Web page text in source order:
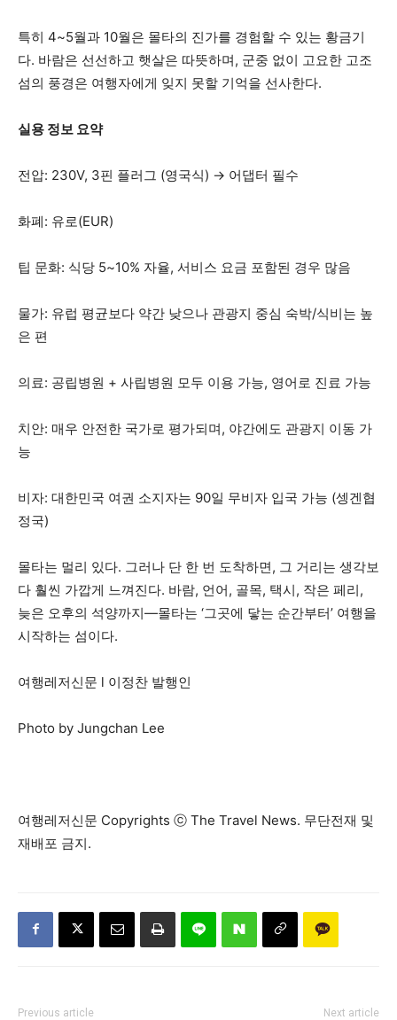
특히 4~5월과 10월은 몰타의 진가를 경험할 수 있는 황금기
다. 바람은 선선하고 햇살은 따뜻하며, 군중 없이 고요한 고조
섬의 풍경은 여행자에게 잊지 못할 기억을 선사한다.
실용 정보 요약
전압: 230V, 3핀 플러그 (영국식) → 어댑터 필수
화폐: 유로(EUR)
팁 문화: 식당 5~10% 자율, 서비스 요금 포함된 경우 많음
물가: 유럽 평균보다 약간 낮으나 관광지 중심 숙박/식비는 높
은 편
의료: 공립병원 + 사립병원 모두 이용 가능, 영어로 진료 가능
치안: 매우 안전한 국가로 평가되며, 야간에도 관광지 이동 가
능
비자: 대한민국 여권 소지자는 90일 무비자 입국 가능 (셍겐협
정국)
몰타는 멀리 있다. 그러나 단 한 번 도착하면, 그 거리는 생각보
다 훨씬 가깝게 느껴진다. 바람, 언어, 골목, 택시, 작은 페리,
늦은 오후의 석양까지—몰타는 ‘그곳에 닿는 순간부터’ 여행을
시작하는 섬이다.
여행레저신문 l 이정찬 발행인
Photo by Jungchan Lee
여행레저신문 Copyrights ⓒ The Travel News. 무단전재 및
재배포 금지.
Previous article Next article